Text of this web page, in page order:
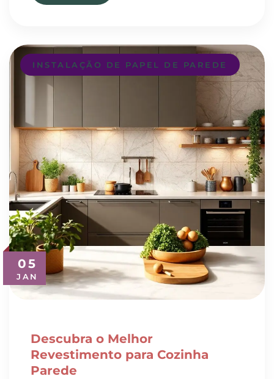
05
JAN
INSTALAÇÃO DE PAPEL DE PAREDE
Descubra o Melhor
Revestimento para Cozinha
Parede